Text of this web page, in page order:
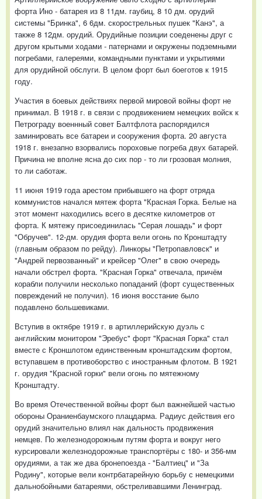
форта Ино - батарея из 8 11дм. гаубиц, 8 10 дм. орудий
системы "Бринка", 6 6дм. скорострельных пушек "Канэ", а
также 8 12дм. орудий. Орудийные позиции соеденены друг с
другом крытыми ходами - патернами и окружены подземными
погребами, галереями, командными пунктами и укрытиями
для орудийной обслуги. В целом форт был боеготов к 1915
году.
Участия в боевых действиях первой мировой войны форт не
принимал. В 1918 г. в связи с продвижением немецких войск к
Петрограду военнный совет Балтфлота распорядился
заминировать все батареи и сооружения форта. 20 августа
1918 г. внезапно взорвались пороховые погреба двух батарей.
Причина не вполне ясна до сих пор - то ли грозовая молния,
то ли саботаж.
11 июня 1919 года арестом прибывшего на форт отряда
коммунистов начался мятеж форта "Красная Горка. Белые на
этот момент находились всего в десятке километров от
форта. К мятежу присоединилась "Серая лошадь" и форт
"Обручев". 12-дм. орудия форта вели огонь по Кронштадту
(главным образом по рейду). Линкоры "Петропавловск" и
"Андрей первозванный" и крейсер "Олег" в свою очередь
начали обстрел форта. "Красная Горка" отвечала, причём
корабли получили несколько попаданий (форт существенных
повреждений не получил). 16 июня восстание было
подавлено большевиками.
Вступив в октябре 1919 г. в артиллерийскую дуэль с
английским монитором "Эребус" форт "Красная Горка" стал
вместе с Кроншлотом единственным кронштадским фортом,
вступавшем в противоборство с иностранным флотом. В 1921
г. орудия "Красной горки" вели огонь по мятежному
Кронштадту.
Во время Отечественной войны форт был важнейшей частью
обороны Ораниенбаумского плацдарма. Радиус действия его
орудий значительно влиял нак дальность продвижения
немцев. По железнодорожным путям форта и вокруг него
курсировали железнодорожные транспортёры с 180- и 356-мм
орудиями, а так же два бронепоезда - "Балтиец" и "За
Родину", которые вели контрбатарейную борьбу с немецкими
дальнобойными батареями, обстреливавшими Ленинград.